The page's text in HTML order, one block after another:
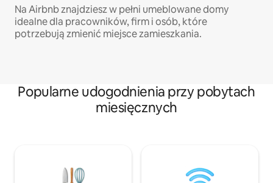
Na Airbnb znajdziesz w pełni umeblowane domy
idealne dla pracowników, firm i osób, które
potrzebują zmienić miejsce zamieszkania.
Popularne udogodnienia przy pobytach
miesięcznych